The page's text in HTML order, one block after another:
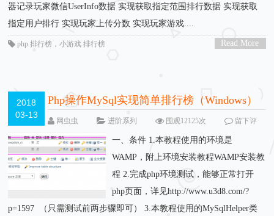
器记录玩家微信UserInfo数据 实现获取指定范围排行数据 实现获取
指定用户排行 实现玩家上传分数 实现玩家游戏....
Read More
php 排行榜 ，小游戏 排行榜
2018
03-13
Php操作MySql实现简单排行榜（Windows）
网虫虫 进阶系列 围观12125次
留下评
一、条件 1.本教程使用的环境是
WAMP，附上环境安装教程WAMP安装教
程 2.完成php环境测试，能够正常打开
php页面，详见http://www.u3d8.com/?
p=1597 （只需测试前两步骤即可） 3.本教程使用的MySqlHelper类